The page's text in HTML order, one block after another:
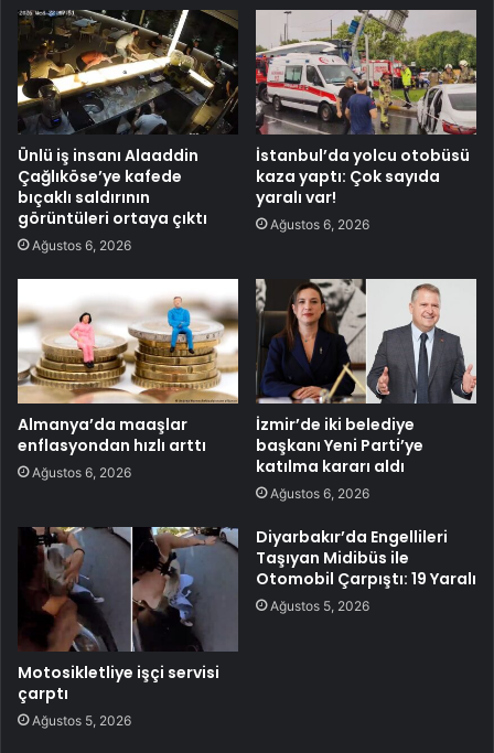
Ünlü iş insanı Alaaddin
Çağlıköse’ye kafede
bıçaklı saldırının
görüntüleri ortaya çıktı
Ağustos 6, 2026
İstanbul’da yolcu otobüsü
kaza yaptı: Çok sayıda
yaralı var!
Ağustos 6, 2026
Almanya’da maaşlar
enflasyondan hızlı arttı
Ağustos 6, 2026
İzmir’de iki belediye
başkanı Yeni Parti’ye
katılma kararı aldı
Ağustos 6, 2026
Motosikletliye işçi servisi
çarptı
Ağustos 5, 2026
Diyarbakır’da Engellileri
Taşıyan Midibüs ile
Otomobil Çarpıştı: 19 Yaralı
Ağustos 5, 2026